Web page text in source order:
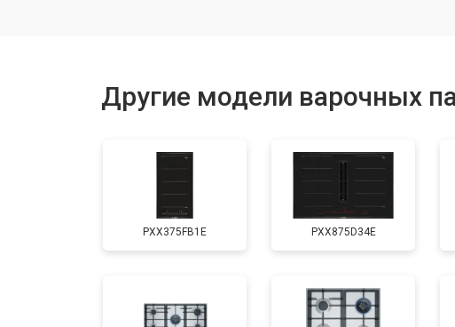
Другие модели варочных
PXX375FB1E PXX875D34E